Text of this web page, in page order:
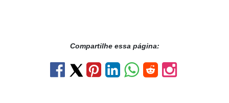
Compartilhe essa página: